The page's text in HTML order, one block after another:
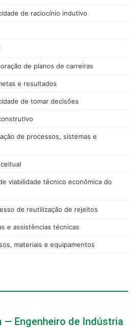
de raciocínio indutivo
de planos de carreiras
e resultados
de tomar decisões
de processos, sistemas e
viabilidade técnico econômica do
de reutilização de rejeitos
e assistências técnicas
materiais e equipamentos
— Engenheiro de Indústria